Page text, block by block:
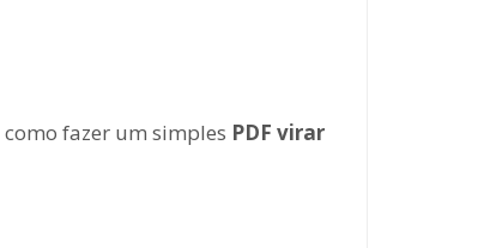
como fazer um simples PDF virar